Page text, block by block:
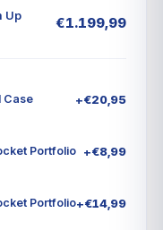
Up
€1.199,99
Case +€20,95
Portfolio +€8,99
Portfolio+€14,99